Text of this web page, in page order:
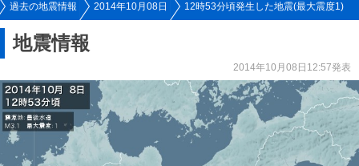
過去の地震情報 2014年10月08日 12時53分頃発生した地震(最大震度1)
地震情報
2014年10月08日12:57発表